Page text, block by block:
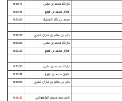
جارالله محمد بن عقيل
9:19:77
فاران محمد بن قريع
9:20:46
محمد بن خالد العطية 9:21:69
جابر بن سالم بن فاران المري
9:20:27
جارالله محمد بن عقيل
9:20:83
فاران محمد بن قريع 9:21:33
جارالله محمد بن عقيل
9:25:30
فاران محمد بن قريع
9:25:31
جابر بن سالم بن فاران المري 9:28:55
ناصر حمد مسفر الشهواني
9:16:39